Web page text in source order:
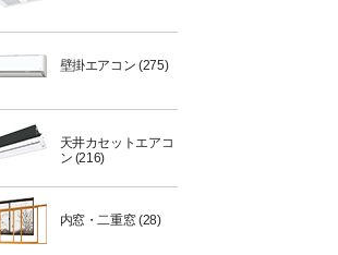
壁掛エアコン (275)
天井カセットエアコ
ン (216)
内窓・二重窓(28)